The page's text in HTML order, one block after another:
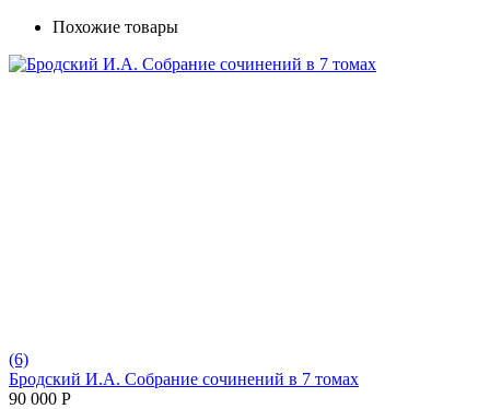
Похожие товары
(6)
Бродский И.А. Собрание сочинений в 7 томах
90 000 Р